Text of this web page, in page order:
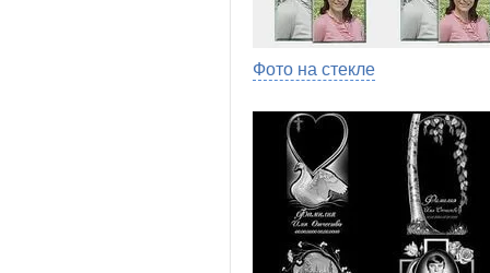
Фото на стекле